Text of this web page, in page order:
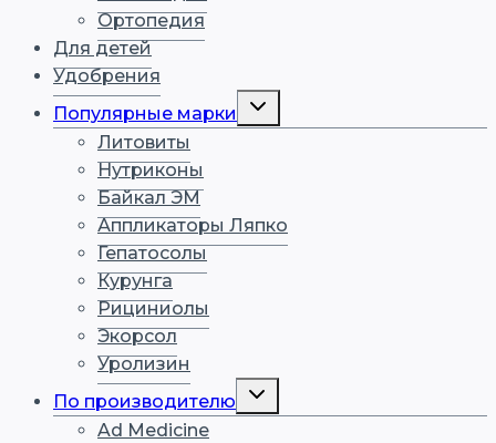
Ортопедия
Для детей
Удобрения
Популярные марки
Переключить
меню
Литовиты
Нутриконы
Байкал ЭМ
Аппликаторы Ляпко
Гепатосолы
Курунга
Рициниолы
Экорсол
Уролизин
По производителю
Переключить
меню
Ad Medicine